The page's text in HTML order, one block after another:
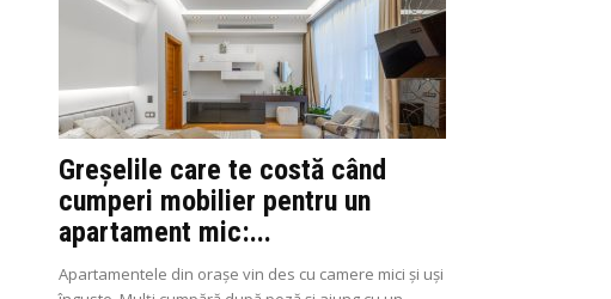
Greșelile care te costă când
cumperi mobilier pentru un
apartament mic:...
Apartamentele din orașe vin des cu camere mici și uși